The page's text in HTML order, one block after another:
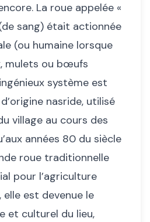
La roue appelée «
sang) était actionnée
(ou humaine lorsque
mulets ou bœufs
système est
nasride, utilisé
village au cours des
années 80 du siècle
roue traditionnelle
pour l’agriculture
elle est devenue le
et culturel du lieu,